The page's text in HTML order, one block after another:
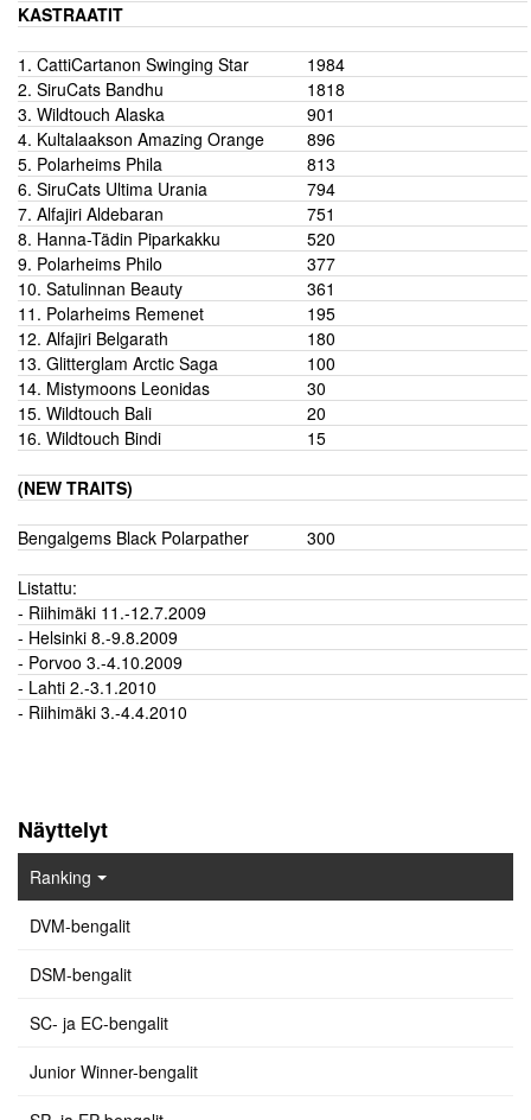
KASTRAATIT
1. CattiCartanon Swinging Star
1984
2. SiruCats Bandhu
1818
3. Wildtouch Alaska
901
4. Kultalaakson Amazing Orange
896
5. Polarheims Phila
813
6. SiruCats Ultima Urania
794
7. Alfajiri Aldebaran
751
8. Hanna-Tädin Piparkakku
520
9. Polarheims Philo
377
10. Satulinnan Beauty
361
11. Polarheims Remenet
195
12. Alfajiri Belgarath
180
13. Glitterglam Arctic Saga
100
14. Mistymoons Leonidas
30
15. Wildtouch Bali
20
16. Wildtouch Bindi
15
(NEW TRAITS)
Bengalgems Black Polarpather 300
Listattu:
- Riihimäki 11.-12.7.2009
- Helsinki 8.-9.8.2009
- Porvoo 3.-4.10.2009
- Lahti 2.-3.1.2010
- Riihimäki 3.-4.4.2010
Näyttelyt
Ranking
DVM-bengalit
DSM-bengalit
SC- ja EC-bengalit
Junior Winner-bengalit